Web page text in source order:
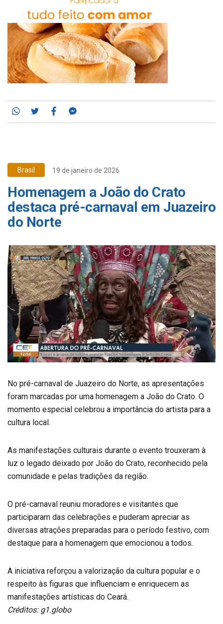
Whatsapp
TwitterFacebook
Brasil 19 de janeiro de 2026
Homenagem a João do Crato
destaca pré-carnaval em Juazeiro
do Norte
No pré-carnaval de Juazeiro do Norte, as apresentações
foram marcadas por uma homenagem a João do Crato. O
momento especial celebrou a importância do artista para a
cultura local.
As manifestações culturais durante o evento trouxeram à
luz o legado deixado por João do Crato, reconhecido pela
comunidade e pelas tradições da região.
O pré-carnaval reuniu moradores e visitantes que
participaram das celebrações e puderam apreciar as
diversas atrações preparadas para o período festivo, com
destaque para a homenagem que emocionou a todos.
A iniciativa reforçou a valorização da cultura popular e o
respeito às figuras que influenciam e enriquecem as
manifestações artísticas do Ceará.
Créditos: g1.globo